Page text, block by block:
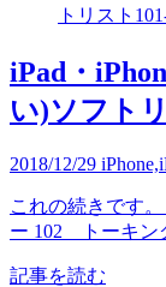
iPad・
い)ソフト
2018/12/29
これの続きです
ー 102 トーキン
記事を読む